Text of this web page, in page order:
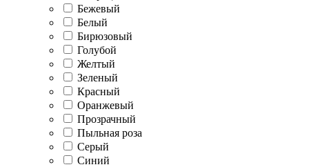
Бежевый
Белый
Бирюзовый
Голубой
Желтый
Зеленый
Красный
Оранжевый
Прозрачный
Пыльная роза
Серый
Синий